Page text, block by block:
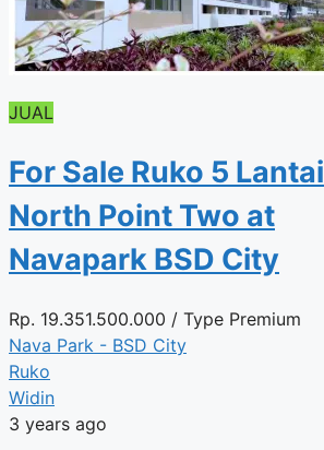
JUAL
For Sale Ruko 5 Lantai
North Point Two at
Navapark BSD City
Rp. 19.351.500.000 / Type Premium
Nava Park - BSD City
Ruko
Widin
3 years ago